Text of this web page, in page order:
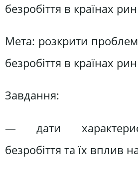
безробіття в країнах
Мета: розкрити
безробіття в країнах
Завдання:
— дати
безробіття та їх вплив